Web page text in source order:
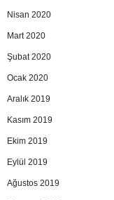
Nisan 2020
Mart 2020
Şubat 2020
Ocak 2020
Aralık 2019
Kasım 2019
Ekim 2019
Eylül 2019
Ağustos 2019